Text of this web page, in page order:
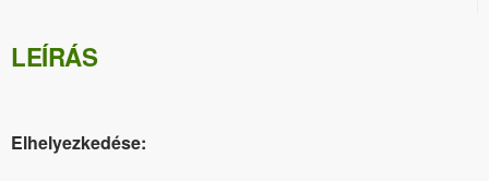
LEÍRÁS
Elhelyezkedése: